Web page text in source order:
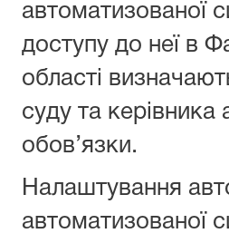
автоматизованої
доступу до неї в
області
суду та
обов’язки.
Налаштування
автоматизованої